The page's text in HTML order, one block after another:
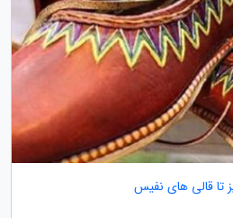
تا قالی های نفیس